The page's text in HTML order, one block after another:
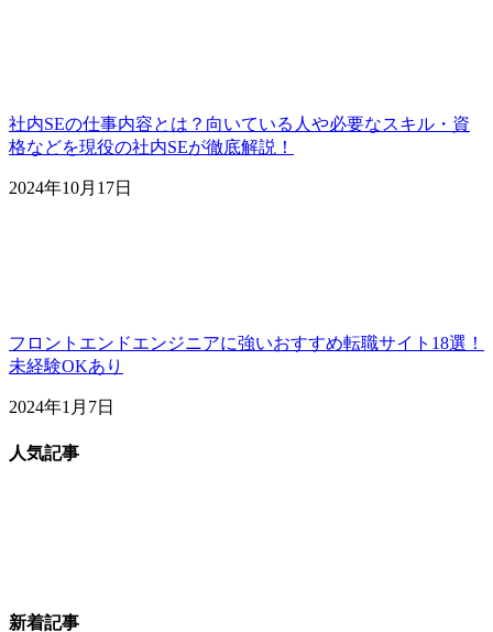
社内SEの仕事内容とは？向いている人や必要なスキル・資
格などを現役の社内SEが徹底解説！
2024年10月17日
フロントエンドエンジニアに強いおすすめ転職サイト18選！
未経験OKあり
2024年1月7日
人気記事
新着記事